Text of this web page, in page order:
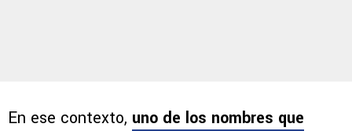
En ese contexto, uno de los nombres que